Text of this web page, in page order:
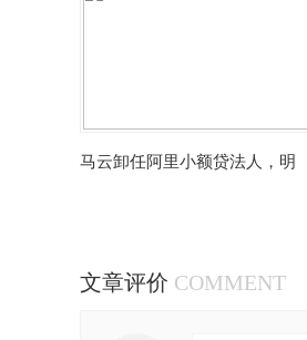
马云卸任阿里小额贷法人，明
文章评价 COMMENT